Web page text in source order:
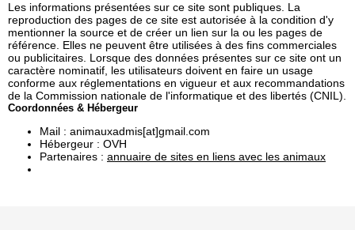
Les informations présentées sur ce site sont publiques. La
reproduction des pages de ce site est autorisée à la condition d'y
mentionner la source et de créer un lien sur la ou les pages de
référence. Elles ne peuvent être utilisées à des fins commerciales
ou publicitaires. Lorsque des données présentes sur ce site ont un
caractère nominatif, les utilisateurs doivent en faire un usage
conforme aux réglementations en vigueur et aux recommandations
de la Commission nationale de l'informatique et des libertés (CNIL).
Coordonnées & Hébergeur
Mail : animauxadmis[at]gmail.com
Hébergeur : OVH
Partenaires : annuaire de sites en liens avec les animaux